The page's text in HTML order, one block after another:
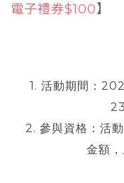
電子禮券$100】
1. 活動期間：
2. 參與資格：活
金額